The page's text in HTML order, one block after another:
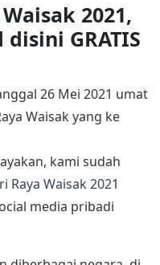
2021,
GRATIS
26 Mei 2021 umat
Waisak yang ke
kami sudah
Raya Waisak 2021
media pribadi